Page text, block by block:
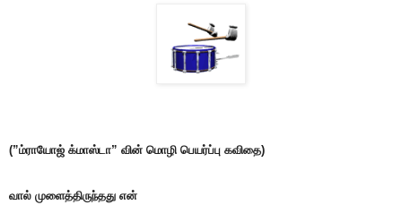
(”ம்ராயோஜ் க்மாஸ்டா” வின் மொழி பெயர்ப்பு கவிதை)
வால் முளைத்திருந்தது என்